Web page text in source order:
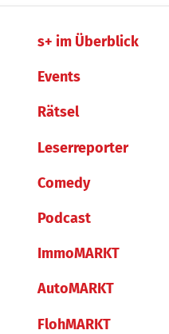
s+ im Überblick
Events
Rätsel
Leserreporter
Comedy
Podcast
ImmoMARKT
AutoMARKT
FlohMARKT